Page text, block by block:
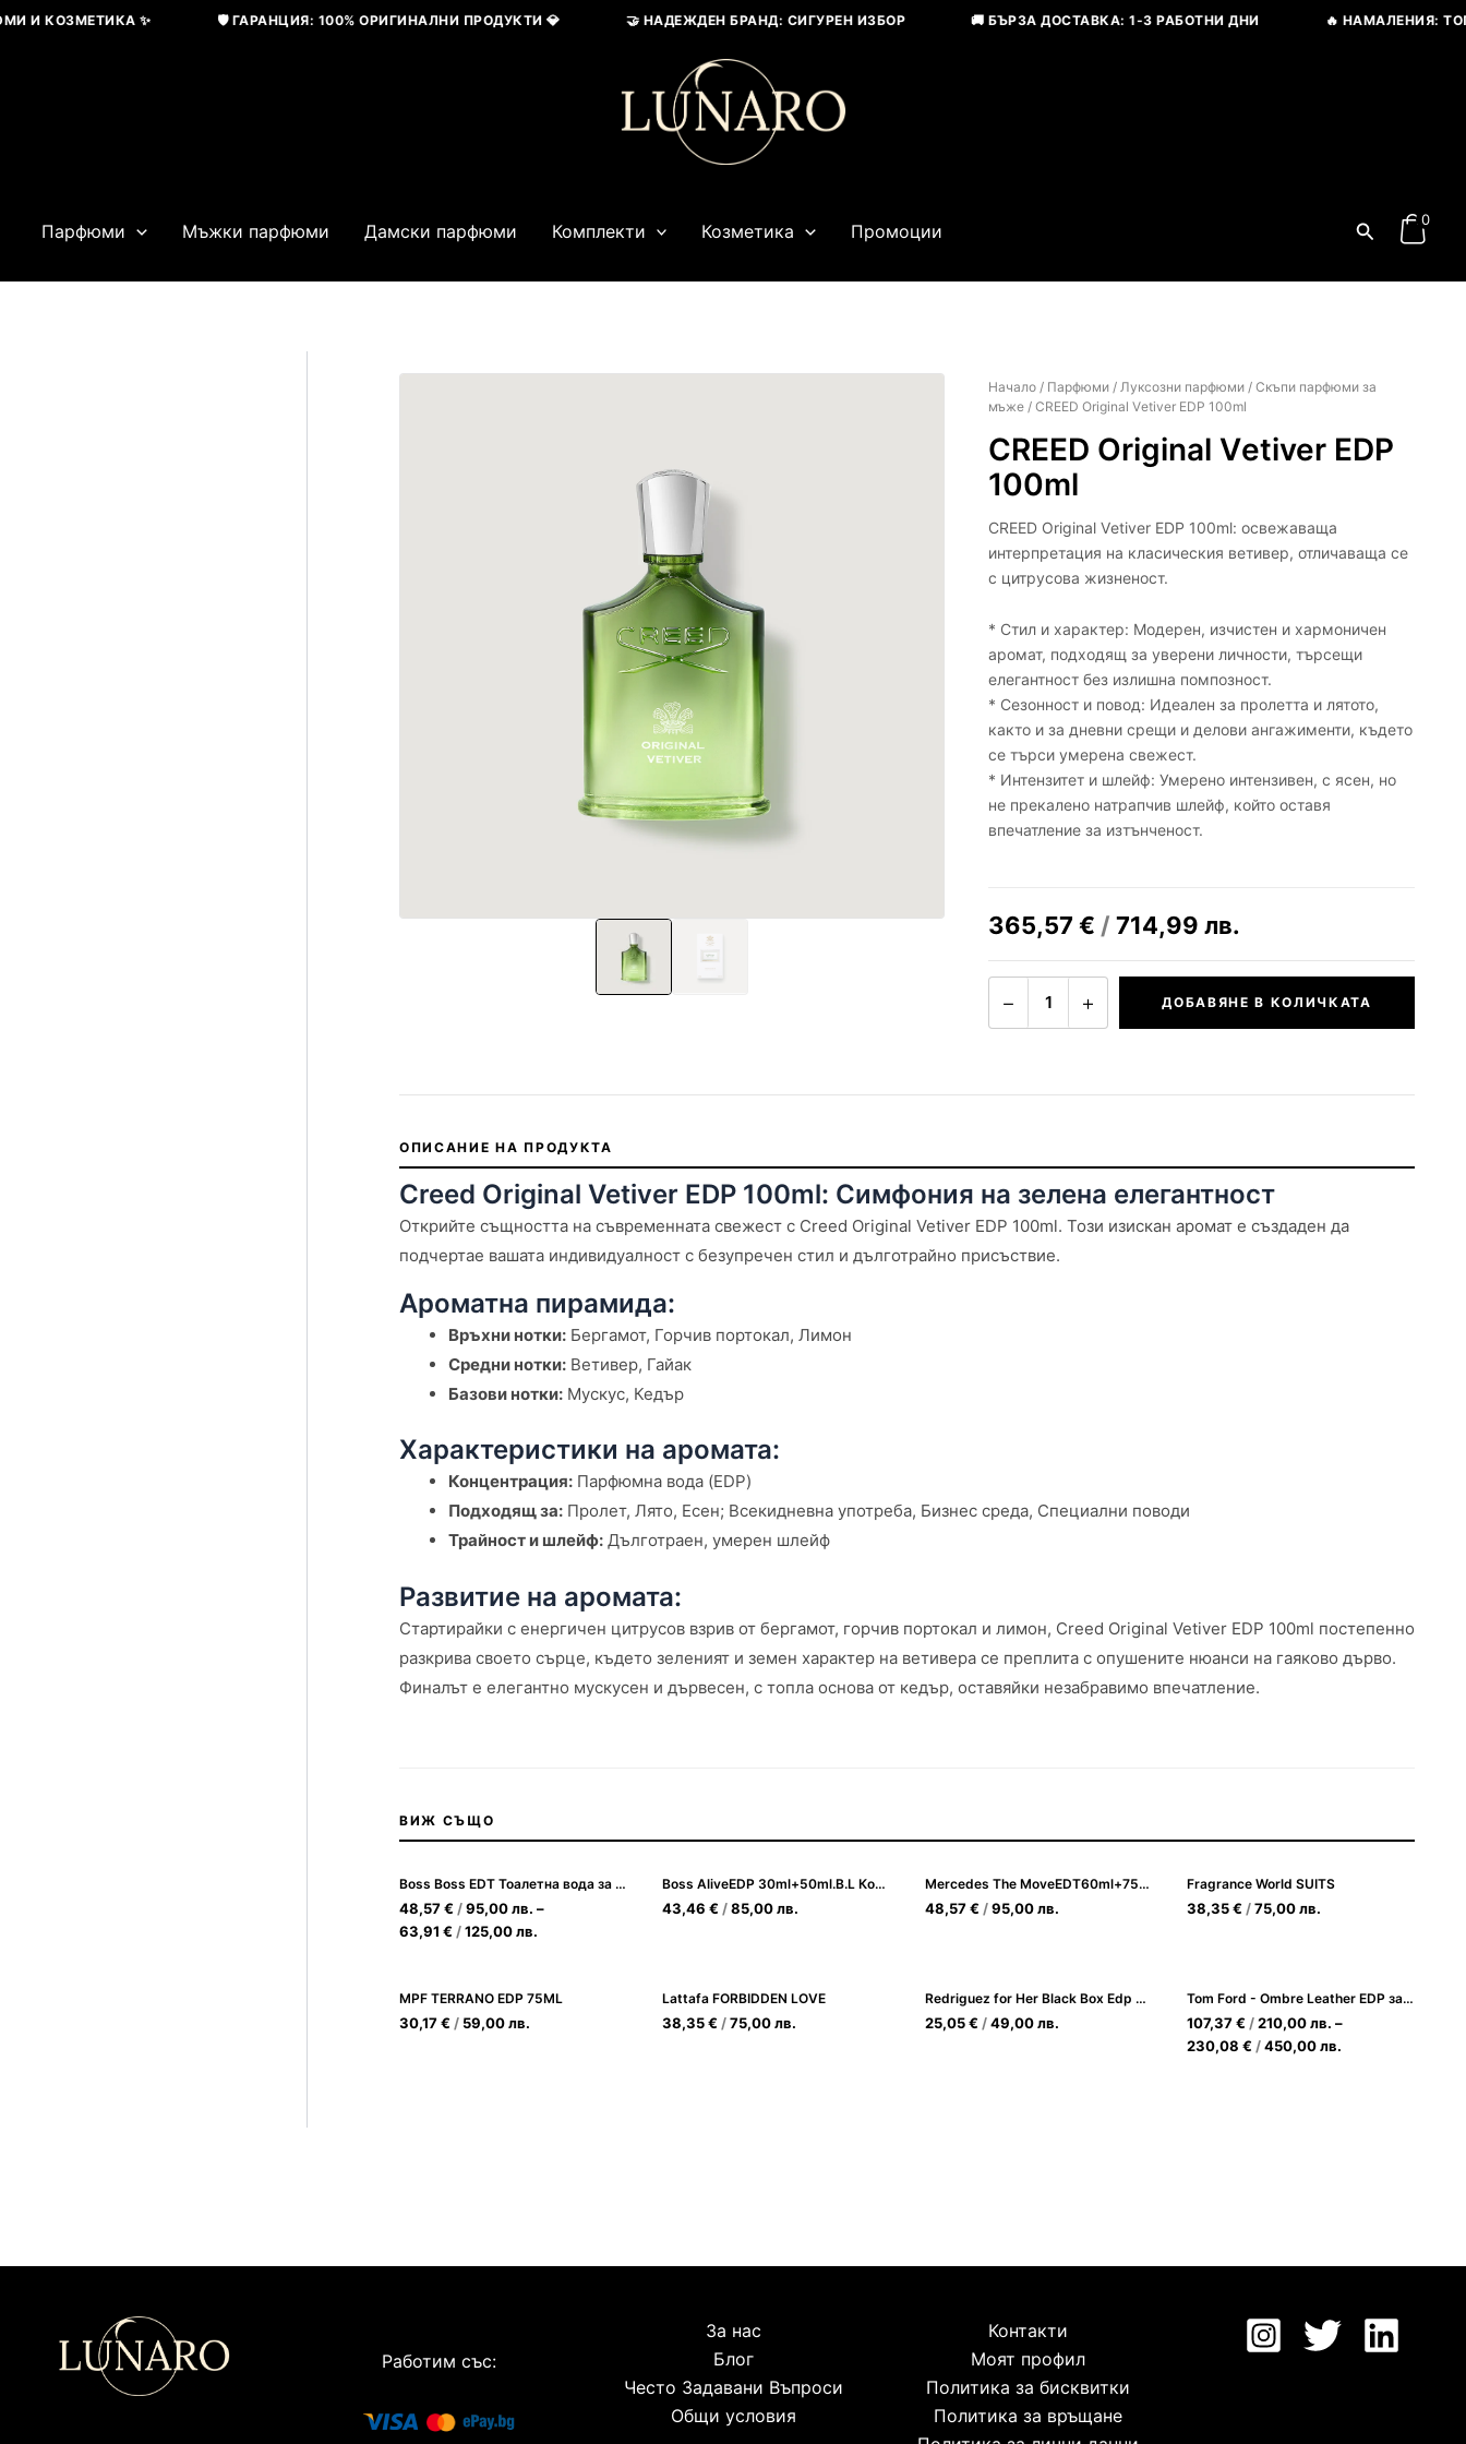
Skip
Парфюми Мъжки парфюми Дамски парфюми Комплекти Козметика Промоции Search0
Начало / Парфюми / Луксозни парфюми / Скъпи парфюми за
мъже / CREED Original Vеtiver EDP 100ml
CREED Original Vеtiver EDP
100ml
CREED Original Vеtiver EDP 100ml: освежаваща
интерпретация на класическия ветивер, отличаваща се
с цитрусова жизненост.
* Стил и характер: Модерен, изчистен и хармоничен
аромат, подходящ за уверени личности, търсещи
елегантност без излишна помпозност.
* Сезонност и повод: Идеален за пролетта и лятото,
както и за дневни срещи и делови ангажименти, където
се търси умерена свежест.
* Интензитет и шлейф: Умерено интензивен, с ясен, но
не прекалено натрапчив шлейф, който оставя
впечатление за изтънченост.
365,57 € / 714,99 лв.
− 1 + ДОБАВЯНЕ В КОЛИЧКАТА
ОПИСАНИЕ НА ПРОДУКТА
Creed Original Vetiver EDP 100ml: Симфония на зелена елегантност
Открийте същността на съвременната свежест с Creed Original Vetiver EDP 100ml. Този изискан аромат е създаден да
подчертае вашата индивидуалност с безупречен стил и дълготрайно присъствие.
Ароматна пирамида:
Връхни нотки: Бергамот, Горчив портокал, Лимон
Средни нотки: Ветивер, Гайак
Базови нотки: Мускус, Кедър
Характеристики на аромата:
Концентрация: Парфюмна вода (EDP)
Подходящ за: Пролет, Лято, Есен; Всекидневна употреба, Бизнес среда, Специални поводи
Трайност и шлейф: Дълготраен, умерен шлейф
Развитие на аромата:
Стартирайки с енергичен цитрусов взрив от бергамот, горчив портокал и лимон, Creed Original Vetiver EDP 100ml постепенно
разкрива своето сърце, където зеленият и земен характер на ветивера се преплита с опушените нюанси на гаяково дърво.
Финалът е елегантно мускусен и дървесен, с топла основа от кедър, оставяйки незабравимо впечатление.
ВИЖ СЪЩО
Boss Boss EDT Тоалетна вода за Мъже
48,57€ /95,00лв. –
63,91 € /125,00лв.
Boss AliveEDP 30ml+50ml.B.L Комплект за жени
43,46 € /85,00лв.
Mercedes The MoveEDT60ml+75ml.Deo Stick
48,57€ /95,00лв.
Fragrance World SUITS
38,35€ /75,00лв.
MPF TERRANO EDP 75ML
30,17€ / 59,00лв.
Lattafa FORBIDDEN LOVE
38,35€ /75,00лв.
Redriguez for Her Black Box Edp 100ml
25,05€ /49,00лв.
Tom Ford - Ombre Leather EDP за Мъже и Жени
107,37€ /210,00лв. –
230,08€ /450,00лв.
range:
230,08 € /
Работим със:
За нас
Блог
Често Задавани Въпроси
Общи условия
Контакти
Моят профил
Политика за бисквитки
Политика за връщане
КОЗМЕТИКА ✨ 🛡️ ГАРАНЦИЯ: 100% ОРИГИНАЛНИ ПРОДУКТИ 💎 🤝 НАДЕЖДЕН БРАНД: СИГУРЕН ИЗБОР 🚚 БЪРЗА ДОСТАВКА: 1-3 РАБОТНИ ДНИ 🔥 НАМАЛЕНИЯ: ТОП